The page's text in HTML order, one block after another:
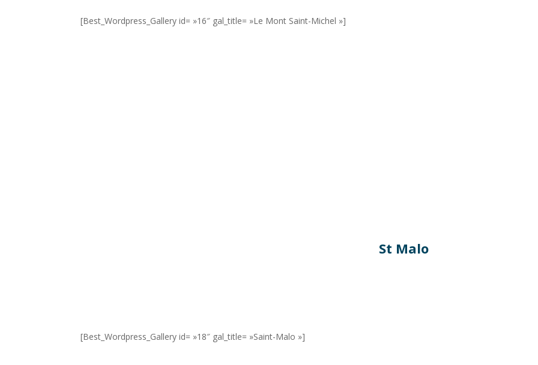
[Best_Wordpress_Gallery id= »16″ gal_title= »Le Mont Saint-Michel »]
St Malo
[Best_Wordpress_Gallery id= »18″ gal_title= »Saint-Malo »]